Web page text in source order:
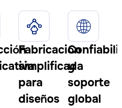
Fabricación
simplificada
para
diseños
y
soporte
global